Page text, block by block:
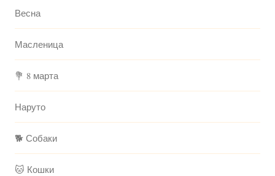
Весна
Масленица
💐 8 марта
Наруто
🐕 Собаки
🐱 Кошки